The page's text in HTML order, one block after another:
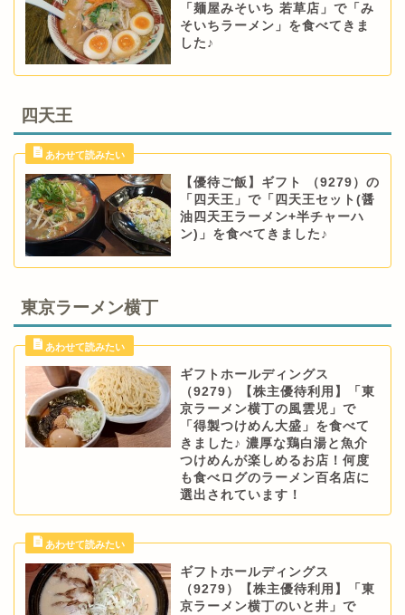
「麺屋みそいち 若草店」で「み
そいちラーメン」を食べてきま
した♪
四天王
【優待ご飯】ギフト （9279）の
「四天王」で「四天王セット(醤
油四天王ラーメン+半チャーハ
ン)」を食べてきました♪
東京ラーメン横丁
ギフトホールディングス
（9279）【株主優待利用】「東
京ラーメン横丁の風雲児」で
「得製つけめん大盛」を食べて
きました♪ 濃厚な鶏白湯と魚介
つけめんが楽しめるお店！何度
も食べログのラーメン百名店に
選出されています！
ギフトホールディングス
（9279）【株主優待利用】「東
京ラーメン横丁のいと井」で